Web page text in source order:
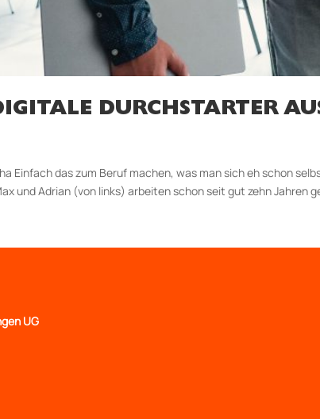
DURCHSTARTER
Einfach das zum Beruf machen, was man sich eh schon
und Adrian (von links) arbeiten schon seit gut zehn Jahren
UG